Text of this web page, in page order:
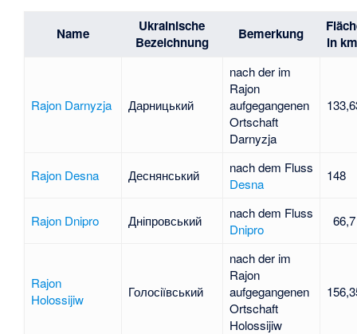
Name
Ukrainische
Bezeichnung
Bemerkung
in
Rajon Darnyzja Дарницький
nach der im
Rajon
aufgegangenen
Ortschaft
Darnyzja
Rajon Desna Деснянський
nach dem Fluss
Desna
148
Rajon Dnipro Дніпровський
nach dem Fluss
Dnipro
66,7
Rajon
Holossijiw
Голосіївський
nach der im
Rajon
aufgegangenen
Ortschaft
Holossijiw